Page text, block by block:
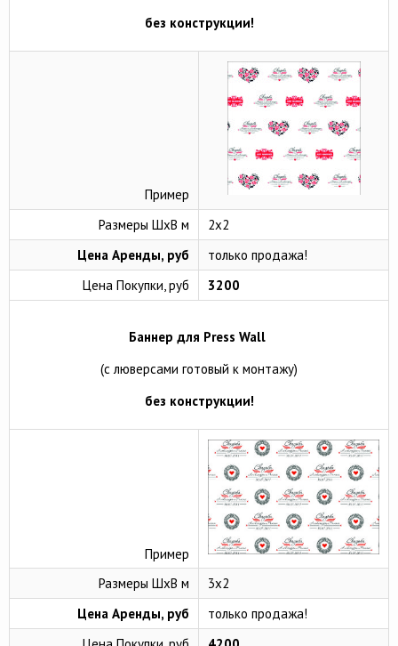
без конструкции!
Пример
Размеры ШхВ м
2х2
Цена Аренды, руб
только продажа!
Цена Покупки, руб
3200
Баннер для Press Wall
(с люверсами готовый к монтажу)
без конструкции!
Пример
Размеры ШхВ м
3х2
Цена Аренды, руб
только продажа!